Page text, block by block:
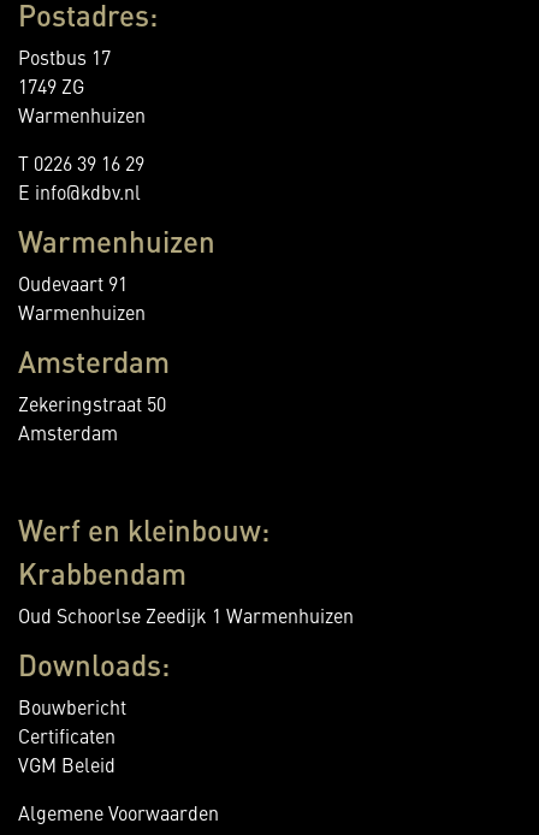
Postadres:
Postbus 17
1749 ZG
Warmenhuizen
T 0226 39 16 29
E info@kdbv.nl
Warmenhuizen
Oudevaart 91
Warmenhuizen
Amsterdam
Zekeringstraat 50
Amsterdam
Werf en kleinbouw:
Krabbendam
Oud Schoorlse Zeedijk 1 Warmenhuizen
Downloads:
Bouwbericht
Certificaten
VGM Beleid
Algemene Voorwaarden